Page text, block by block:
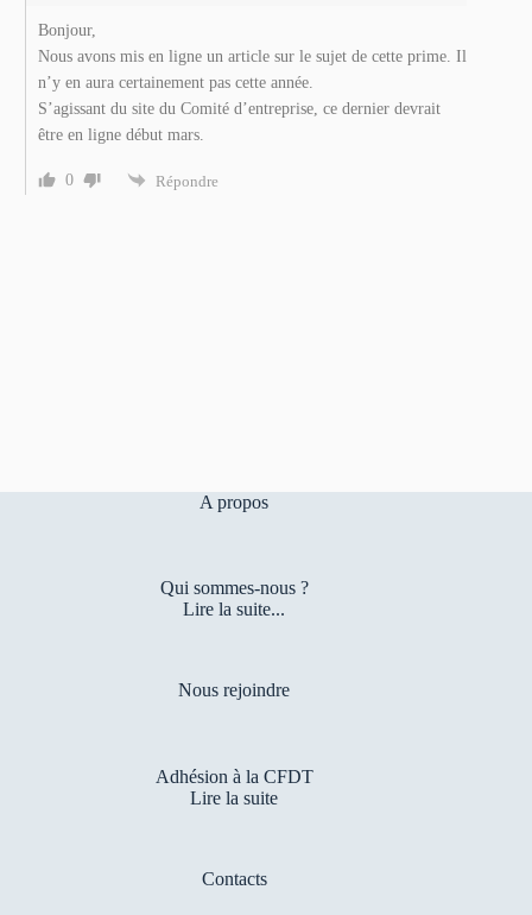
Bonjour,
Nous avons mis en ligne un article sur le sujet de cette prime. Il
n’y en aura certainement pas cette année.
S’agissant du site du Comité d’entreprise, ce dernier devrait
être en ligne début mars.
0 Répondre
A propos
Qui sommes-nous ?
Lire la suite...
Nous rejoindre
Adhésion à la CFDT
Lire la suite
Contacts